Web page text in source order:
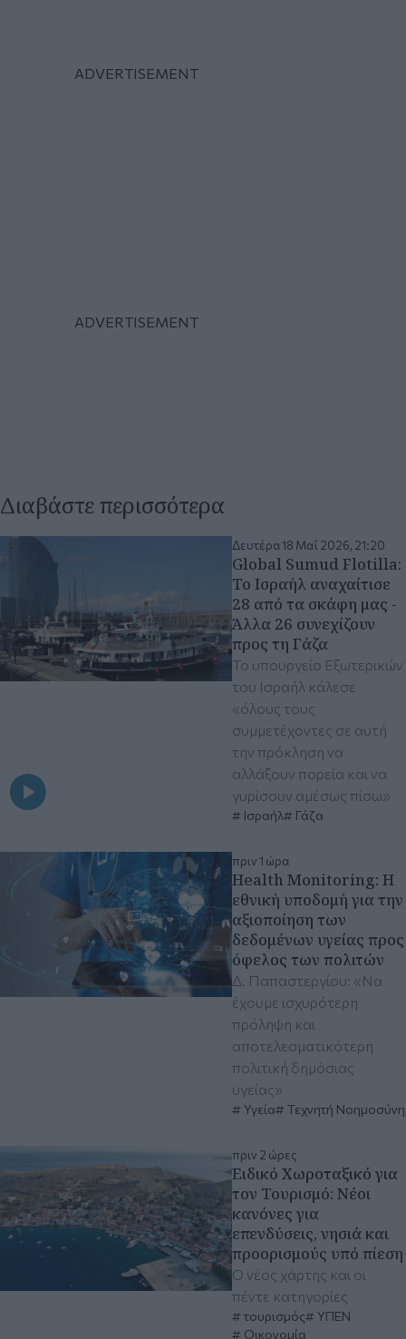
Διαβάστε περισσότερα
Δευτέρα 18 Μαΐ 2026, 21:20
Global Sumud Flotilla:
Το Ισραήλ αναχαίτισε
28 από τα σκάφη μας -
Άλλα 26 συνεχίζουν
προς τη Γάζα
Το υπουργείο Εξωτερικών
του Ισραήλ κάλεσε
«όλους τους
συμμετέχοντες σε αυτή
την πρόκληση να
αλλάξουν πορεία και να
γυρίσουν αμέσως πίσω»
Ισραήλ Γάζα
πριν 1 ώρα
Health Monitoring: Η
εθνική υποδομή για την
αξιοποίηση των
δεδομένων υγείας προς
όφελος των πολιτών
Δ. Παπαστεργίου: «Να
έχουμε ισχυρότερη
πρόληψη και
αποτελεσματικότερη
πολιτική δημόσιας
υγείας»
Υγεία Τεχνητή Νοημοσύνη
πριν 2 ώρες
Ειδικό Χωροταξικό για
τον Τουρισμό: Νέοι
κανόνες για
επενδύσεις, νησιά και
προορισμούς υπό πίεση
Ο νέος χάρτης και οι
πέντε κατηγορίες
τουρισμός
ΥΠΕΝ
Οικονομία